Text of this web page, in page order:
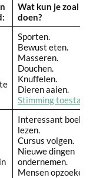
Wat kun je zoal
doen?
Sporten.
Bewust eten.
Masseren.
Douchen.
Knuffelen.
Dieren aaien.
Stimming toestaan
Interessant boek
lezen.
Cursus volgen.
Nieuwe dingen
ondernemen.
Mensen opzoeken.